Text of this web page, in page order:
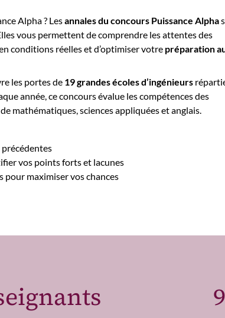
Alpha ? Lesannales du concours Puissance Alpha
vous permettent de comprendre les attentes des
conditions réelles et d’optimiser votre préparation
les portes de 19 grandes écoles d’ingénieurs
année, ce concours évalue les compétences des
mathématiques, sciences appliquées et anglais.
précédentes
vos points forts et lacunes
pour maximiser vos chances